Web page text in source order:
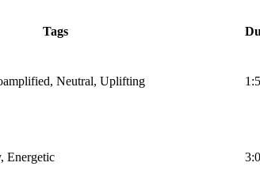
Tags
Neutral, Uplifting
Energetic